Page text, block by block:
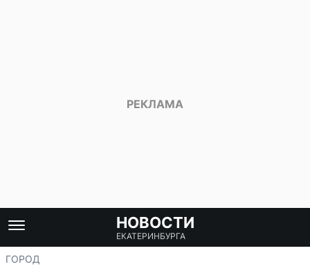
НОВОСТИ
ЕКАТЕРИНБУРГА
ГОРОД